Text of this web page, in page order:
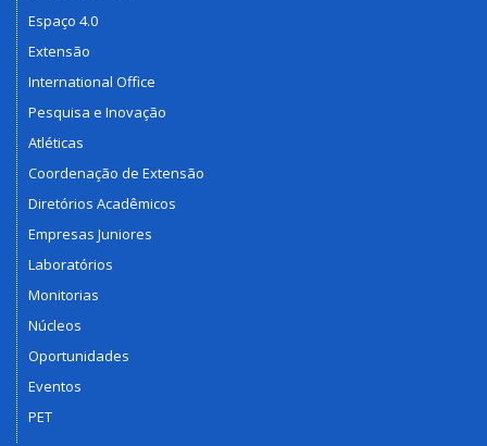
Espaço 4.0
Extensão
International Office
Pesquisa e Inovação
Atléticas
Coordenação de Extensão
Diretórios Acadêmicos
Empresas Juniores
Laboratórios
Monitorias
Núcleos
Oportunidades
Eventos
PET